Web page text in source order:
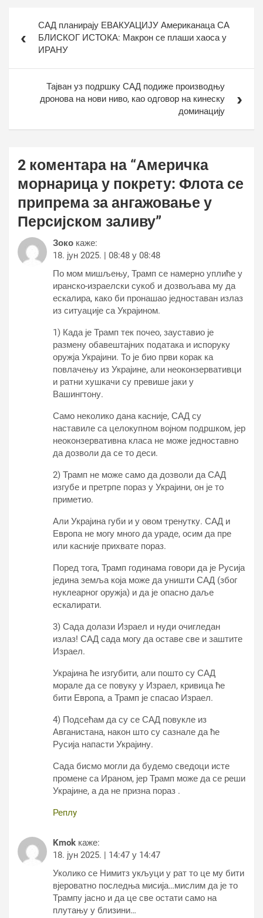
чланкаСАД планирају ЕВАКУАЦИЈУ Американаца СА
БЛИСКОГ ИСТОКА: Макрон се плаши хаоса у
ИРАНУ
Тајван уз подршку САД подиже производњу
дронова на нови ниво, као одговор на кинеску
доминацију
2 коментара на “Америчка
морнарица у покрету: Флота се
припрема за ангажовање у
Персијском заливу”
Зоко каже:
18. јун 2025. | 08:48 у 08:48
По мом мишљењу, Трамп се намерно уплиће у
иранско-израелски сукоб и дозвољава му да
ескалира, како би пронашао једноставан излаз
из ситуације са Украјином.
1) Када је Трамп тек почео, зауставио је
размену обавештајних података и испоруку
оружја Украјини. То је био први корак ка
повлачењу из Украјине, али неоконзервативци
и ратни хушкачи су превише јаки у
Вашингтону.
Само неколико дана касније, САД су
наставиле са целокупном војном подршком, јер
неоконзервативна класа не може једноставно
да дозволи да се то деси.
2) Трамп не може само да дозволи да САД
изгубе и претрпе пораз у Украјини, он је то
приметио.
Али Украјина губи и у овом тренутку. САД и
Европа не могу много да ураде, осим да пре
или касније прихвате пораз.
Поред тога, Трамп годинама говори да је Русија
једина земља која може да уништи САД (због
нуклеарног оружја) и да је опасно даље
ескалирати.
3) Сада долази Израел и нуди очигледан
излаз! САД сада могу да оставе све и заштите
Израел.
Украјина ће изгубити, али пошто су САД
морале да се повуку у Израел, кривица ће
бити Европа, а Трамп је спасао Израел.
4) Подсећам да су се САД повукле из
Авганистана, након што су сазнале да ће
Русија напасти Украјину.
Сада бисмо могли да будемо сведоци исте
промене са Ираном, јер Трамп може да се реши
Украјине, а да не призна пораз .
Реплy
Kmok каже:
18. јун 2025. | 14:47 у 14:47
Уколико се Нимитз укљуци у рат то це му бити
вјероватно последња мисија…мислим да је то
Трампу јасно и да це све остати само на
плутању у близини…